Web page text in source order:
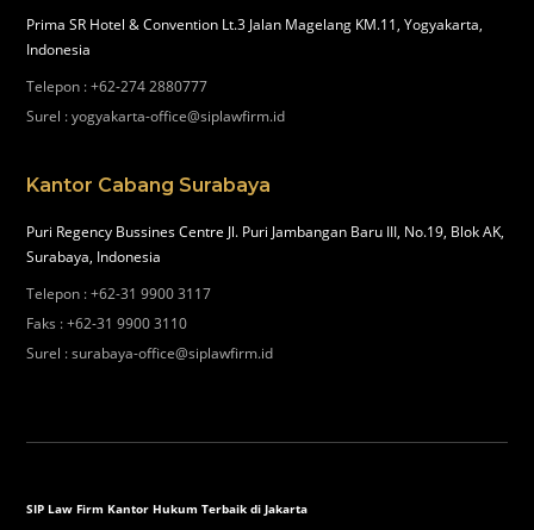
Prima SR Hotel & Convention Lt.3 Jalan Magelang KM.11, Yogyakarta,
Indonesia
Telepon :+62-274 2880777
Surel :yogyakarta-office@siplawfirm.id
Kantor Cabang Surabaya
Puri Regency Bussines Centre Jl. Puri Jambangan Baru III, No.19, Blok AK,
Surabaya, Indonesia
Telepon :+62-31 9900 3117
Faks :+62-31 9900 3110
Surel :surabaya-office@siplawfirm.id
SIP Law Firm Kantor Hukum Terbaik di Jakarta